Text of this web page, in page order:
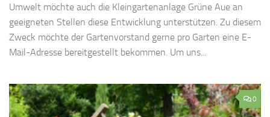
Umwelt möchte auch die Kleingartenanlage Grüne Aue an
geeigneten Stellen diese Entwicklung unterstützen. Zu diesem
Zweck möchte der Gartenvorstand gerne pro Garten eine E-
Mail-Adresse bereitgestellt bekommen. Um uns...
0